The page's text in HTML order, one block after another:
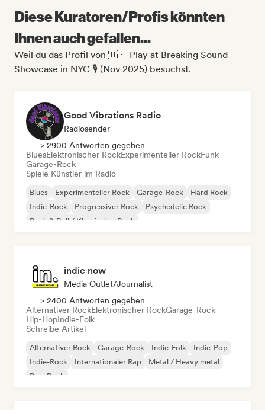
Diese Kuratoren/Profis könnten
Ihnen auch gefallen...
Weil du das Profil von 🇺🇸 Play at Breaking Sound
Showcase in NYC 🎙️ (Nov 2025) besuchst.
Good Vibrations Radio
Radiosender
> 2900 Antworten gegeben
BluesElektronischer RockExperimenteller RockFunk
Garage-Rock
Spiele Künstler im Radio
Blues Experimenteller Rock Garage-Rock
Hard Rock
Indie-Rock
Progressiver Rock
Psychedelic Rock
Rock & Roll / Klassischer Rock
indie now
Media Outlet/Journalist
> 2400 Antworten gegeben
Alternativer RockElektronischer RockGarage-Rock
Hip-HopIndie-Folk
Schreibe Artikel
Alternativer Rock Garage-Rock Indie-Folk
Indie-Pop
Indie-Rock
Internationaler Rap
Metal / Heavy metal
Pop-Rock